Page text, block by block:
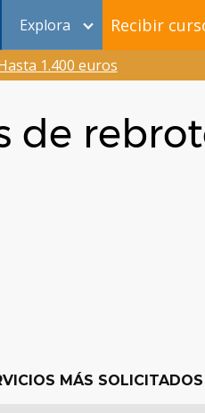
Explora Recibir
1.400 euros
de
MÁS SOLICITADOS